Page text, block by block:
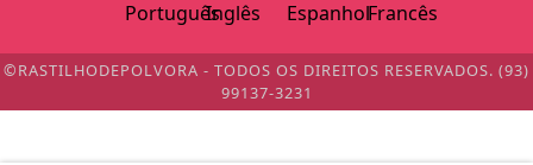
©RASTILHODEPOLVORA - TODOS OS DIREITOS RESERVADOS. (93)
99137-3231